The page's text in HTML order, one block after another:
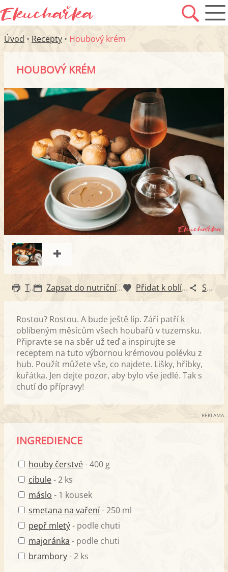
Úvod • Recepty • Houbový krém
HOUBOVÝ KRÉM
Tisk Zapsat do nutričního diáře Přidat k oblíbeným Sdílet
Rostou? Rostou. A bude ještě líp. Září patří k
oblíbeným měsícům všech houbařů v tuzemsku.
Připravte se na sběr už teď a inspirujte se
receptem na tuto výbornou krémovou polévku z
hub. Použít můžete vše, co najdete. Lišky, hříbky,
kuřátka. Jen dejte pozor, aby bylo vše jedlé. Tak s
chutí do přípravy!
REKLAMA
INGREDIENCE
houby čerstvé- 400 g
cibule- 2 ks
máslo - 1 kousek
smetana na vaření- 250 ml
pepř mletý- podle chuti
majoránka - podle chuti
brambory- 2 ks